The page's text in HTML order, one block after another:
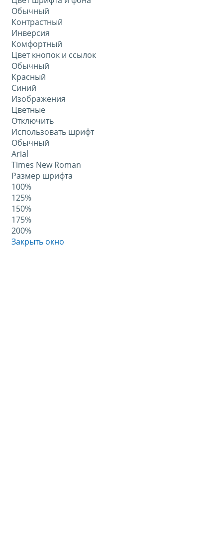
Обычный
Контрастный
Инверсия
Комфортный
Цвет кнопок и ссылок
Обычный
Красный
Синий
Изображения
Цветные
Отключить
Использовать шрифт
Обычный
Arial
Times New Roman
Размер шрифта
100%
125%
150%
175%
200%
Закрыть окно